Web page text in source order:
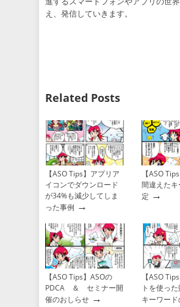
え、発信していきます。
Related Posts
【ASO Tips】アプリア
イコンでダウンロード
が34%も減少してしま
った事例 →
【ASO
間違えた
定 →
【ASO Tips】ASOの
PDCA ＆ セミナー開
催のおしらせ →
【ASO
トを使っ
キーワー